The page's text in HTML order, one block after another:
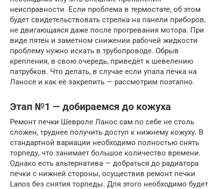
неисправности. Если проблема в термостате, об этом
будет свидетельствовать стрелка на панели приборов,
не двигающаяся даже после прогревания мотора. При
виде пятен и заметном снижении рабочей жидкости
проблему нужно искать в трубопроводе. Обрыв
крепления, в свою очередь, приведёт к шевелению
патрубков. Что делать, в случае если упала печка на
Ланосе и как её закрепить — рассмотрим поэтапно.
Этап №1 — добираемся до кожуха
Ремонт печки Шевроле Ланос сам по себе не столь
сложен, труднее получить доступ к нижнему кожуху. В
стандартной вариации необходимо полностью снять
торпеду, что занимает большое количество времени.
Однако есть альтернатива — добраться до радиатора
печки с нижней стороны, осуществив ремонт печки
Lanos без снятия торпеды. Для этого необходимо будет